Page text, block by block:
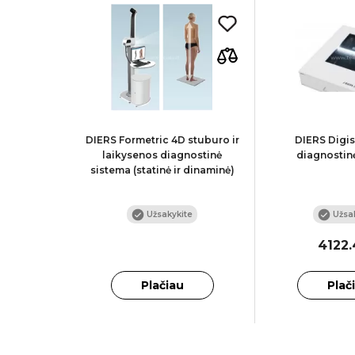
DIERS Formetric 4D stuburo ir
laikysenos diagnostinė
sistema (statinė ir dinaminė)
Užsakykite
Plačiau
DIERS